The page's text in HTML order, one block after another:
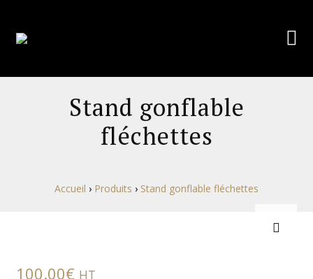
Stand gonflable
fléchettes
Accueil › Produits › Stand gonflable fléchettes
100.00€ HT